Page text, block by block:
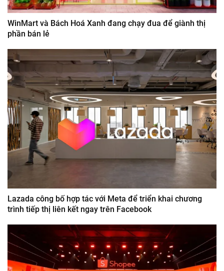
WinMart và Bách Hoá Xanh đang chạy đua để giành thị
phần bán lẻ
Lazada công bố hợp tác với Meta để triển khai chương
trình tiếp thị liên kết ngay trên Facebook